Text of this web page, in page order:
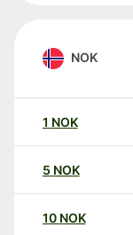
NOK
1 NOK
5 NOK
10 NOK